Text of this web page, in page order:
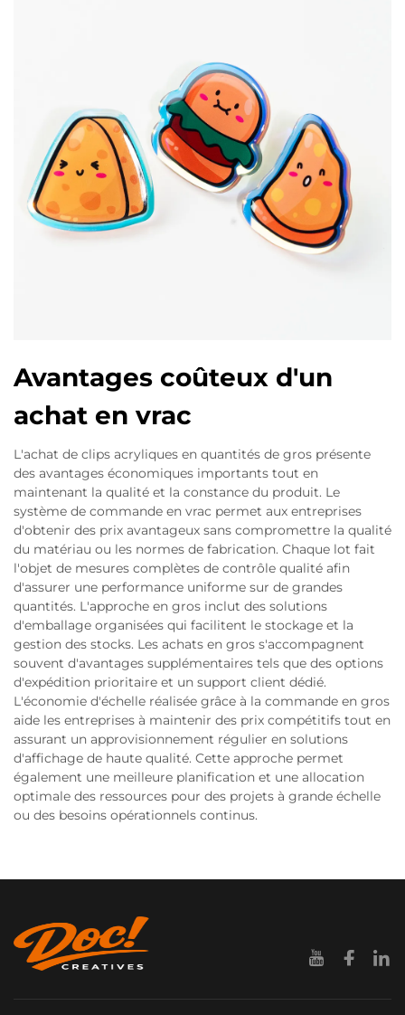
Avantages coûteux d'un
achat en vrac
L'achat de clips acryliques en quantités de gros présente
des avantages économiques importants tout en
maintenant la qualité et la constance du produit. Le
système de commande en vrac permet aux entreprises
d'obtenir des prix avantageux sans compromettre la qualité
du matériau ou les normes de fabrication. Chaque lot fait
l'objet de mesures complètes de contrôle qualité afin
d'assurer une performance uniforme sur de grandes
quantités. L'approche en gros inclut des solutions
d'emballage organisées qui facilitent le stockage et la
gestion des stocks. Les achats en gros s'accompagnent
souvent d'avantages supplémentaires tels que des options
d'expédition prioritaire et un support client dédié.
L'économie d'échelle réalisée grâce à la commande en gros
aide les entreprises à maintenir des prix compétitifs tout en
assurant un approvisionnement régulier en solutions
d'affichage de haute qualité. Cette approche permet
également une meilleure planification et une allocation
optimale des ressources pour des projets à grande échelle
ou des besoins opérationnels continus.